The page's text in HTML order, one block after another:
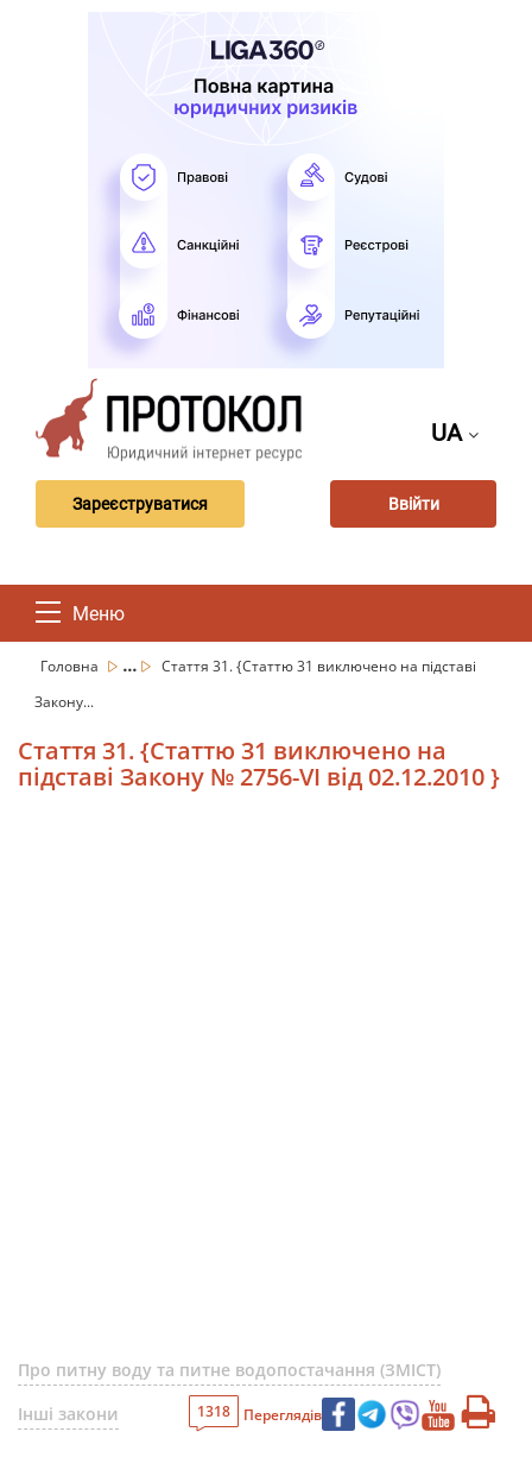
UA
Зареєструватися Ввійти
Меню
Головна ...
Стаття 31. {Статтю 31 виключено на підставі
Закону...
Стаття 31. {Статтю 31 виключено на
підставі Закону № 2756-VI від 02.12.2010 }
Про питну воду та питне водопостачання (ЗМІСТ)
Інші закони
1318 Переглядів